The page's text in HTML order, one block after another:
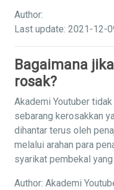
Author:
Last update: 2021-12-
Bagaimana
rosak?
Akademi Youtuber
sebarang kerosakkan
dihantar terus oleh
melalui arahan para
syarikat pembekal
Author: Akademi